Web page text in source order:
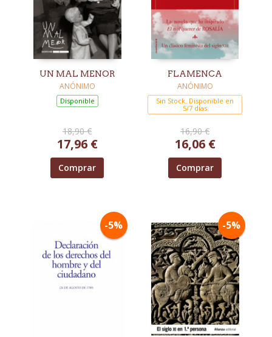
UN MAL MENOR
ANÓNIMO
Disponible
18,90 €
17,96 €
Comprar
FLAMENCA
ANÓNIMO
Sin Stock. Disponible en
5/7 días
16,90 €
16,06 €
Comprar
-5% -5%